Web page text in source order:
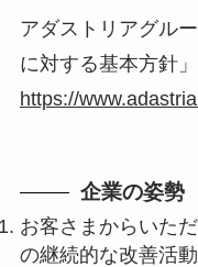
アダストリアグル
に対する基本方針」
https://
企業の姿勢
お客さまからいた
の継続的な改善活